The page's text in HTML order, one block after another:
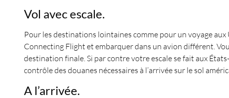
Vol avec escale.
Pour les destinations lointaines comme pour un voyage
Connecting Flight et embarquer dans un avion différent.
destination finale. Si par contre votre escale se fait aux
contrôle des douanes nécessaires à l’arrivée sur le sol
A l’arrivée.